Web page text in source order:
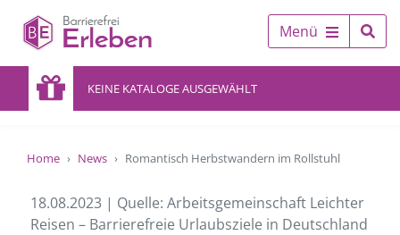
Menü
KEINE KATALOGE AUSGEWÄHLT
Home News Romantisch Herbstwandern im Rollstuhl
18.08.2023 | Quelle: Arbeitsgemeinschaft Leichter
Reisen – Barrierefreie Urlaubsziele in Deutschland